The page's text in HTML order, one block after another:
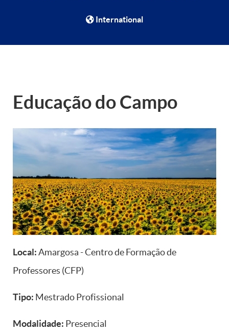
International
Educação do Campo
Local:Amargosa - Centro de Formação de
Professores (CFP)
Tipo: Mestrado Profissional
Modalidade: Presencial